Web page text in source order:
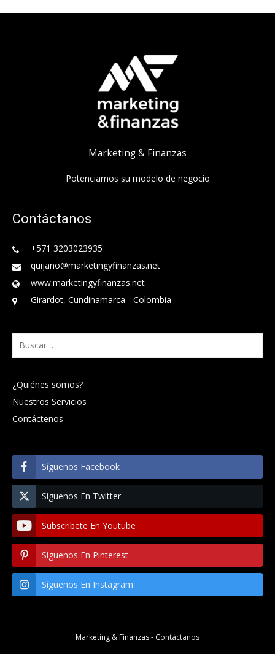
Marketing & Finanzas
Potenciamos su modelo de negocio
Contáctanos
+571 3203023935
quijano@marketingyfinanzas.net
www.marketingyfinanzas.net
Girardot, Cundinamarca - Colombia
Buscar:
¿Quiénes somos?
Nuestros Servicios
Contáctenos
Síguenos Facebook
Síguenos En Twitter
Subscribete En Youtube
Síguenos En Pinterest
Síguenos En Instagram
Marketing & Finanzas - Contáctanos